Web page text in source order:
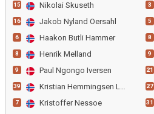
15 Nikolai Skuseth
16 Jakob Nyland Oersahl
6 Haakon Butli Hammer
8 Henrik Melland
9 Paul Ngongo Iversen
39 Kristian Hemmingsen Loneb
7 Kristoffer Nessoe
3
5
8
9
21
27
31